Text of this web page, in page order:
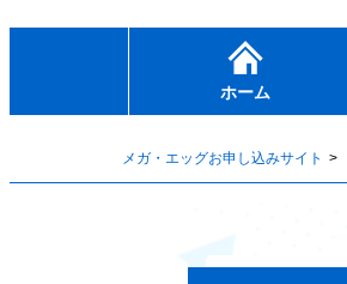
ホーム
メガ・エッグお申し込みサイト